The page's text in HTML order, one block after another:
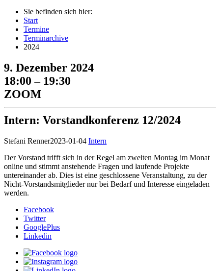
Sie befinden sich hier:
Start
Termine
Terminarchive
2024
9. Dezember 2024
18:00 – 19:30
ZOOM
Intern: Vorstandkonferenz 12/2024
Stefani Renner2023-01-04 Intern
Der Vorstand trifft sich in der Regel am zweiten Montag im Monat
online und stimmt anstehende Fragen und laufende Projekte
untereinander ab. Dies ist eine geschlossene Veranstaltung, zu der
Nicht-Vorstandsmitglieder nur bei Bedarf und Interesse eingeladen
werden.
Facebook
Twitter
GooglePlus
Linkedin